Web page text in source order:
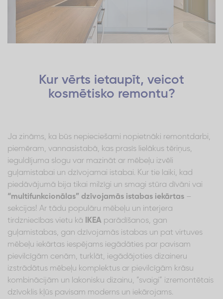
Kur vērts ietaupīt, veicot
kosmētisko remontu?
Ja zināms, ka būs nepieciešami nopietnāki remontdarbi,
piemēram, vannasistabā, kas prasīs lielākus tēriņus,
ieguldījuma slogu var mazināt ar mēbeļu izvēli
guļamistabai un dzīvojamai istabai. Kur tie laiki, kad
piedāvājumā bija tikai milzīgi un smagi stūra dīvāni vai
“multifunkcionālas” dzīvojamās istabas iekārtas –
sekcijas! Ar tādu populāru mēbeļu un interjera
tirdzniecības vietu kā
IKEA parādīšanos, gan
guļamistabas, gan dzīvojamās istabas un pat virtuves
mēbeļu iekārtas iespējams iegādāties par pavisam
pievilcīgām cenām, turklāt, iegādājoties dizaineru
izstrādātus mēbeļu komplektus ar pievilcīgām krāsu
kombinācijām un lakonisku dizainu, “svaigi” izremontētais
dzīvoklis kļūs pavisam moderns un iekārojams.